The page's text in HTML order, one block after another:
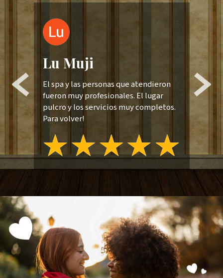
a
Lu Muji
El spa y las personas que atendieron
fueron muy profesionales. El lugar
pulcro y los servicios muy completos.
Para volver!